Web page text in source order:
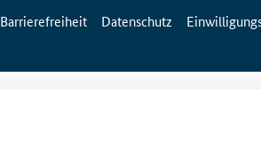
Barrierefreiheit Datenschutz